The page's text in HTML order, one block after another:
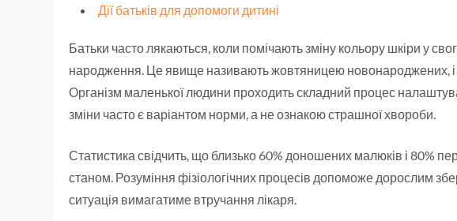
Дії батьків для допомоги дитині
Батьки часто лякаються, коли помічають зміну кольору шкіри у
народження. Це явище називають жовтяницею новонароджених, і
Організм маленької людини проходить складний процес
зміни часто є варіантом норми, а не ознакою страшної хвороби.
Статистика свідчить, що близько 60% доношених малюків і 80%
станом. Розуміння фізіологічних процесів допоможе дорослим
ситуація вимагатиме втручання лікаря.